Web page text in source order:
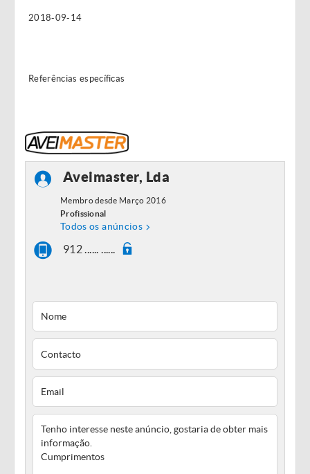
2018-09-14
Referências específicas
Aveimaster, Lda
Membro desde Março 2016
Profissional
Todos os anúncios
912 ...... ......